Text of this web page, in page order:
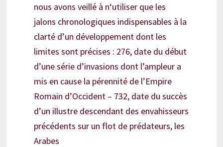
nous avons veillé à n‘utiliser que les
jalons chronologiques indispensables à la
clarté d’un développement dont les
limites sont précises : 276, date du début
d’une série d’invasions dont l’ampleur a
mis en cause la pérennité de l’Empire
Romain d’Occident – 732, date du succès
d’un illustre descendant des envahisseurs
précédents sur un flot de prédateurs, les
Arabes